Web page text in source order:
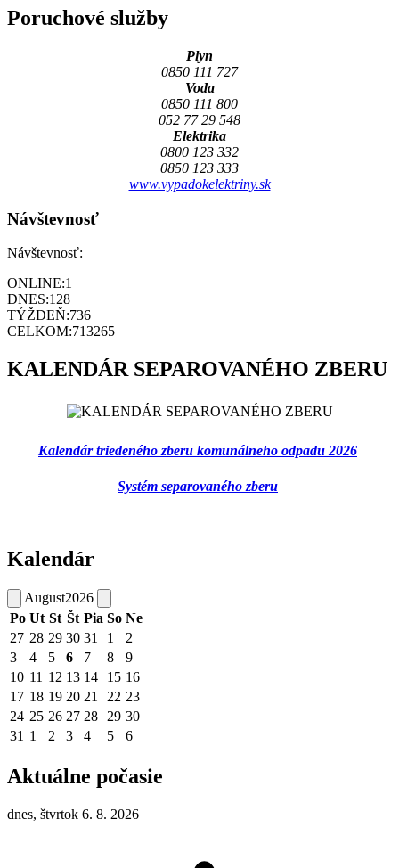
Poruchové služby
Plyn
0850 111 727
Voda
0850 111 800
052 77 29 548
Elektrika
0800 123 332
0850 123 333
www.vypadokelektriny.sk
Návštevnosť
Návštevnosť:
ONLINE:1
DNES:128
TÝŽDEŇ:736
CELKOM:713265
KALENDÁR SEPAROVANÉHO ZBERU
Kalendár triedeného zberu komunálneho odpadu 2026
Systém separovaného zberu
Kalendár
August2026
Po Ut St Št Pia So Ne
27 28 29 30 31 1
2
3
4 5 6 7 8
9
10 11 12 13 14 15 16
17 18 19 20 21 22 23
24 25 26 27 28 29 30
31 1 2 3 4 5 6
Aktuálne počasie
dnes, štvrtok 6. 8. 2026